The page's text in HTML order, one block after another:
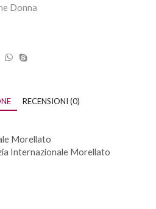
Donna
RECENSIONI (0)
Morellato
Internazionale Morellato